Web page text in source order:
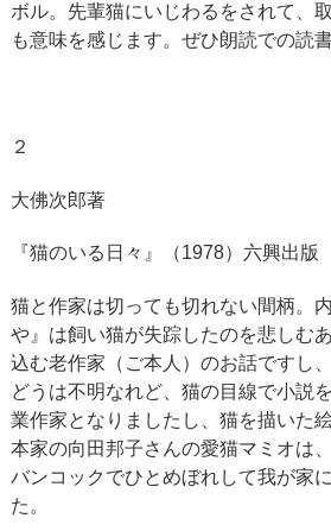
ボル。先輩猫にいじわるをされて、
も意味を感じます。ぜひ朗読での読
２
大佛次郎著
『猫のいる日々』（1978）六興出版
猫と作家は切っても切れない間柄。
や』は飼い猫が失踪したのを悲しむ
込む老作家（ご本人）のお話ですし
どうは不明なれど、猫の目線で小説
業作家となりましたし、猫を描いた
本家の向田邦子さんの愛猫マミオは
バンコックでひとめぼれして我が家
た。